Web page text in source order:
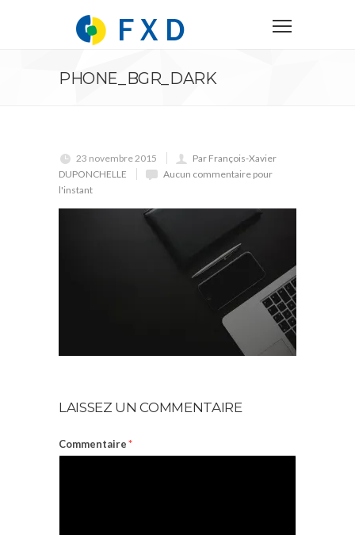
PHONE_BGR_DARK
23 novembre 2015
Par François-Xavier
DUPONCHELLE
Aucun commentaire pour
l'instant
LAISSEZ UN COMMENTAIRE
Commentaire*